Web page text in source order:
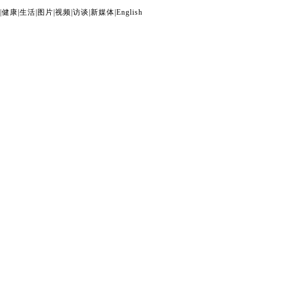
健康 生活 图片 视频 访谈 新媒体 English